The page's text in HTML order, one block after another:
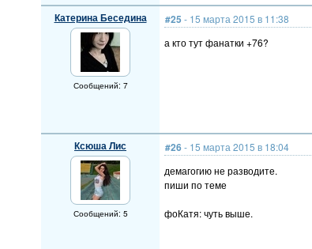
Катерина Беседина
Сообщений: 7
#25 - 15 марта 2015 в 11:38
а кто тут фанатки +76?
Ксюша Лис
Сообщений: 5
#26- 15 марта 2015 в 18:04
демагогию не разводите.
пиши по теме
фоКатя: чуть выше.